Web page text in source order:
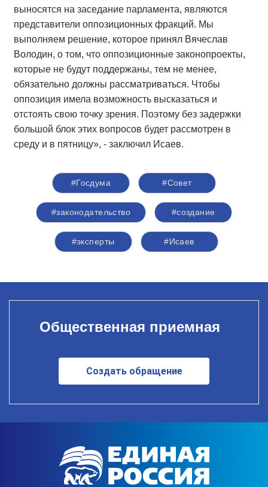
выносятся на заседание парламента, являются
представители оппозиционных фракций. Мы
выполняем решение, которое принял Вячеслав
Володин, о том, что оппозиционные законопроекты,
которые не будут поддержаны, тем не менее,
обязательно должны рассматриваться. Чтобы
оппозиция имела возможность высказаться и
отстоять свою точку зрения. Поэтому без задержки
большой блок этих вопросов будет рассмотрен в
среду и в пятницу», - заключил Исаев.
#Госдума #Совет
#законодательство #создание
#эксперты #Исаев
Общественная приемная
Создать обращение